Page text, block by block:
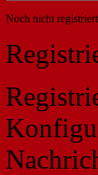
Noch nicht